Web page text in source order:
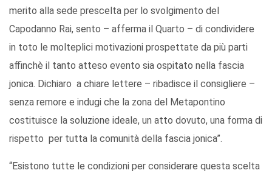
merito alla sede prescelta per lo svolgimento del
Capodanno Rai, sento – afferma il Quarto – di condividere
in toto le molteplici motivazioni prospettate da più parti
affinchè il tanto atteso evento sia ospitato nella fascia
jonica. Dichiaro a chiare lettere – ribadisce il consigliere –
senza remore e indugi che la zona del Metapontino
costituisce la soluzione ideale, un atto dovuto, una forma di
rispetto per tutta la comunità della fascia jonica”.
“Esistono tutte le condizioni per considerare questa scelta